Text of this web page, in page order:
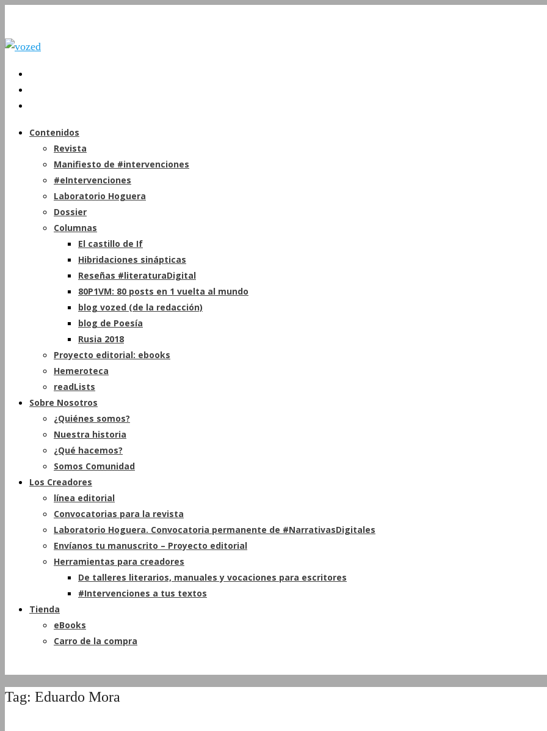
Contenidos
Revista
Manifiesto de #intervenciones
#eIntervenciones
Laboratorio Hoguera
Dossier
Columnas
El castillo de If
Hibridaciones sinápticas
Reseñas #literaturaDigital
80P1VM: 80 posts en 1 vuelta al mundo
blog vozed (de la redacción)
blog de Poesía
Rusia 2018
Proyecto editorial: ebooks
Hemeroteca
readLists
Sobre Nosotros
¿Quiénes somos?
Nuestra historia
¿Qué hacemos?
Somos Comunidad
Los Creadores
línea editorial
Convocatorias para la revista
Laboratorio Hoguera. Convocatoria permanente de #NarrativasDigitales
Envíanos tu manuscrito – Proyecto editorial
Herramientas para creadores
De talleres literarios, manuales y vocaciones para escritores
#Intervenciones a tus textos
Tienda
eBooks
Carro de la compra
Tag: Eduardo Mora